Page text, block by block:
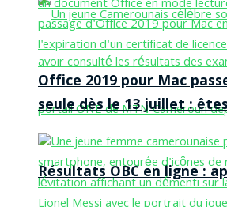
Résultats OBC en ligne :
Office 2019 pour Mac
seule dès le 13 juillet :